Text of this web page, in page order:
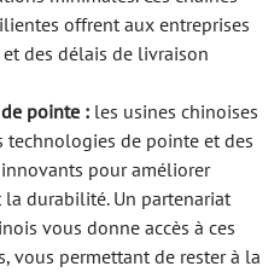
offrent aux entreprises
des délais de livraison
pointe : les usines chinoises
de pointe et des
pour améliorer
durabilité. Un partenariat
vous donne accès à ces
vous permettant de rester à la